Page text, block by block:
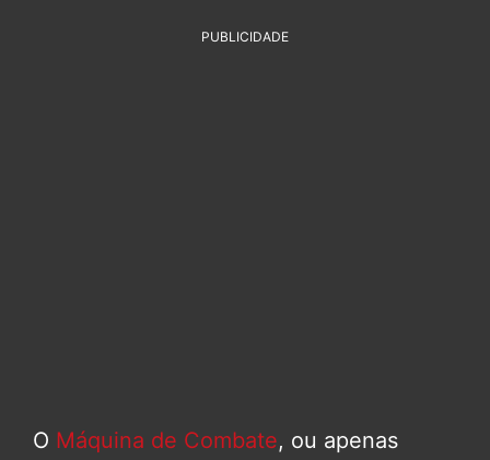
PUBLICIDADE
O Máquina de Combate, ou apenas